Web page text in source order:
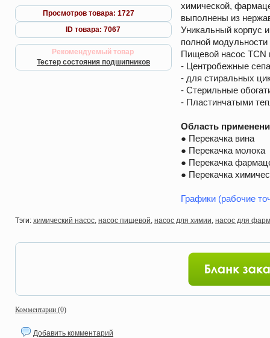
Просмотров товара: 1727
ID товара: 7067
Рекомендуемый товар
Тестер состояния подшипников
химической,
выполнены из
Уникальный корпус
полной модульности
Пищевой насос TCN
- Центробежные
- для стиральных
- Стерильные
- Пластинчатыми
Область
● Перекачка вина
● Перекачка молока
● Перекачка
● Перекачка
Графики (рабочие
Тэги: химический насос, насос пищевой, насос для химии, насос для
Комментарии (0)
Добавить комментарий